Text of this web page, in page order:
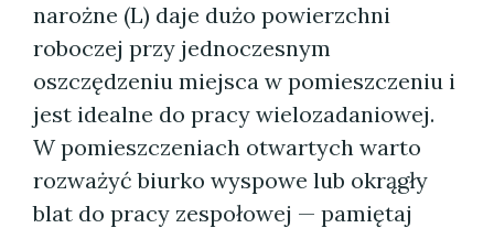
narożne (L) daje dużo powierzchni
roboczej przy jednoczesnym
oszczędzeniu miejsca w pomieszczeniu i
jest idealne do pracy wielozadaniowej.
W pomieszczeniach otwartych warto
rozważyć biurko wyspowe lub okrągły
blat do pracy zespołowej — pamiętaj